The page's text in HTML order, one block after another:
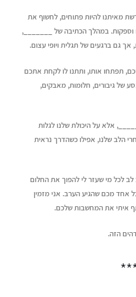
מאיתנו להיות פתוחים, לחשוף את
במהלך הכתיבה של _______,
גם ברגעים של תגלית ויופי עצום.
תפתחו אותו, ותתנו לו לקחת אתכם
של גיבורים, חלומות, מאבקים,
אלא על היכולת שלנו לגלות
הלב שלנו, אפילו כשהדרך נראית
לב לכל מי שעזר לי להפוך את החלום
אחד מכם שהגיע הערב. אני מזמין
איתי את המחשבות שלכם.
הזה.